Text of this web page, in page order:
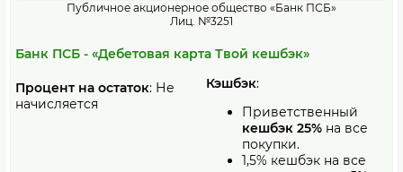
Публичное акционерное общество «Банк ПСБ»
Лиц. №3251
Банк ПСБ - «Дебетовая карта Твой кешбэк»
Процент на остаток: Не
начисляется
Кэшбэк:
Приветственный
кешбэк 25% на все
покупки.
1,5% кешбэк на все